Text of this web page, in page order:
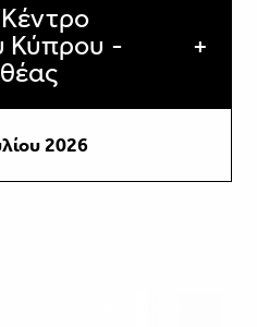
Κέντρο
Κύπρου -
2026